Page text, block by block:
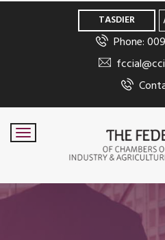
TASDIER
Phone: